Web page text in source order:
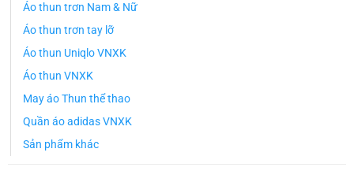
Áo thun trơn Nam & Nữ
Áo thun trơn tay lỡ
Áo thun Uniqlo VNXK
Áo thun VNXK
May áo Thun thể thao
Quần áo adidas VNXK
Sản phẩm khác